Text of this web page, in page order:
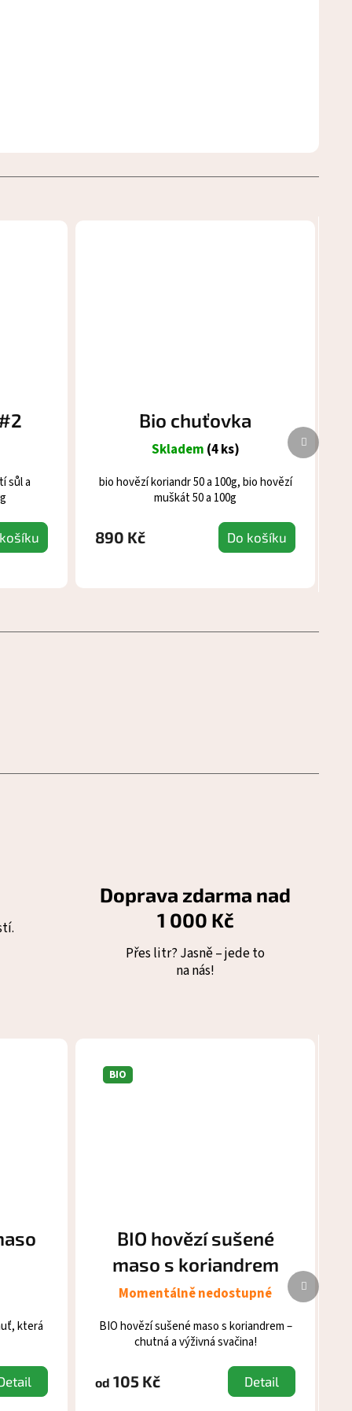
sůl a
Bio chuťovka
Skladem (4 ks)
890 Kč Do košíku
bio hovězí koriandr 50 a 100g, bio hovězí
muškát 50 a 100g
Další
produkt
Doprava zdarma nad
1 000 Kč
Přes litr? Jasně – jede to
na nás!
která
BIO
BIO hovězí sušené
maso s koriandrem
Momentálně nedostupné
od 105 Kč Detail
BIO hovězí sušené maso s koriandrem –
chutná a výživná svačina!
Další
produkt